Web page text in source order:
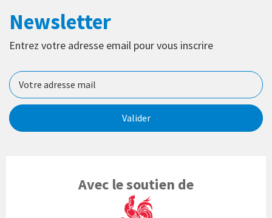
Newsletter
Entrez votre adresse email pour vous inscrire
Valider
Avec le soutien de